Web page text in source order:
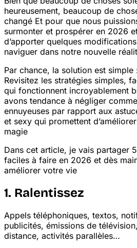
heureusement, beaucoup de
changé Et pour que nous
surmonter et prospérer en 2026
d’apporter quelques
naviguer dans notre nouvelle
Par chance, la solution est simple
Revisitez les stratégies simples,
qui fonctionnent incroyablement
avons tendance à négliger
ennuyeuses par rapport aux
et sexy qui promettent
magie
Dans cet article, je vais partager
faciles à faire en 2026 et dès
améliorer votre vie
1. Ralentissez
Appels téléphoniques, textos,
publicités, émissions de
distance, activités parallèles…